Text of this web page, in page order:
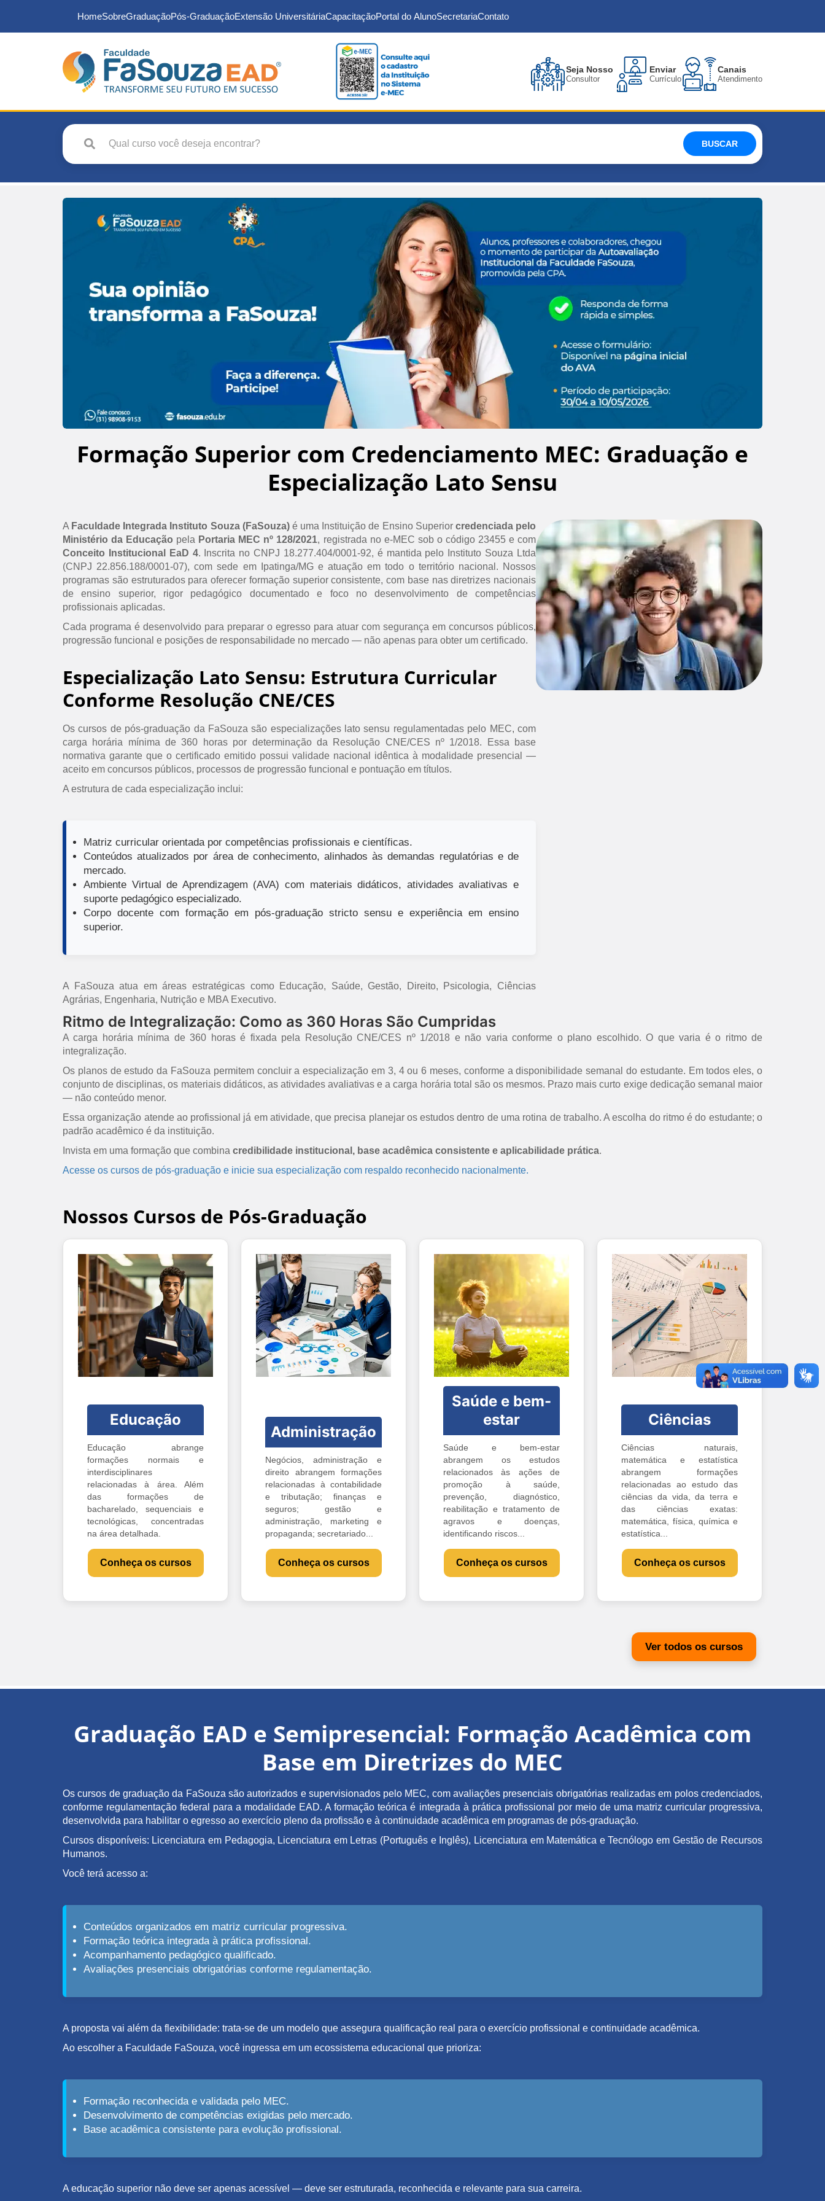
HomeSobreGraduaçãoPós-GraduaçãoExtensão UniversitáriaCapacitaçãoPortal do AlunoSecretariaContato
Seja Nosso
Consultor
Enviar
Currículo
Canais
Atendimento
BUSCAR
Formação Superior com Credenciamento MEC: Graduação e
Especialização Lato Sensu
A Faculdade Integrada Instituto Souza (FaSouza)é uma Instituição de Ensino Superior credenciada pelo
Ministério da Educação pela Portaria MEC nº 128/2021, registrada no e-MEC sob o código 23455 e com
Conceito Institucional EaD 4. Inscrita no CNPJ 18.277.404/0001-92, é mantida pelo Instituto Souza Ltda
(CNPJ 22.856.188/0001-07), com sede em Ipatinga/MG e atuação em todo o território nacional. Nossos
programas são estruturados para oferecer formação superior consistente, com base nas diretrizes nacionais
de ensino superior, rigor pedagógico documentado e foco no desenvolvimento de competências
profissionais aplicadas.
Cada programa é desenvolvido para preparar o egresso para atuar com segurança em concursos públicos,
progressão funcional e posições de responsabilidade no mercado — não apenas para obter um certificado.
Especialização Lato Sensu: Estrutura Curricular
Conforme Resolução CNE/CES
Os cursos de pós-graduação da FaSouza são especializações lato sensu regulamentadas pelo MEC, com
carga horária mínima de 360 horas por determinação da Resolução CNE/CES nº 1/2018. Essa base
normativa garante que o certificado emitido possui validade nacional idêntica à modalidade presencial —
aceito em concursos públicos, processos de progressão funcional e pontuação em títulos.
A estrutura de cada especialização inclui:
Matriz curricular orientada por competências profissionais e científicas.
Conteúdos atualizados por área de conhecimento, alinhados às demandas regulatórias e de
mercado.
Ambiente Virtual de Aprendizagem (AVA) com materiais didáticos, atividades avaliativas e
suporte pedagógico especializado.
Corpo docente com formação em pós-graduação stricto sensu e experiência em ensino
superior.
A FaSouza atua em áreas estratégicas como Educação, Saúde, Gestão, Direito, Psicologia, Ciências
Agrárias, Engenharia, Nutrição e MBA Executivo.
Ritmo de Integralização: Como as 360 Horas São Cumpridas
A carga horária mínima de 360 horas é fixada pela Resolução CNE/CES nº 1/2018 e não varia conforme o plano escolhido. O que varia é o ritmo de
integralização.
Os planos de estudo da FaSouza permitem concluir a especialização em 3, 4 ou 6 meses, conforme a disponibilidade semanal do estudante. Em todos eles, o
conjunto de disciplinas, os materiais didáticos, as atividades avaliativas e a carga horária total são os mesmos. Prazo mais curto exige dedicação semanal maior
— não conteúdo menor.
Essa organização atende ao profissional já em atividade, que precisa planejar os estudos dentro de uma rotina de trabalho. A escolha do ritmo é do estudante; o
padrão acadêmico é da instituição.
Invista em uma formação que combina credibilidade institucional, base acadêmica consistente e aplicabilidade prática.
Acesse os cursos de pós-graduação e inicie sua especialização com respaldo reconhecido nacionalmente.
Nossos Cursos de Pós-Graduação
Educação
Educação abrange
formações normais e
interdisciplinares
relacionadas à área. Além
das formações de
bacharelado, sequenciais e
tecnológicas, concentradas
na área detalhada.
Conheça os cursos
Administração
Negócios, administração e
direito abrangem formações
relacionadas à contabilidade
e tributação; finanças e
seguros; gestão e
administração, marketing e
propaganda; secretariado...
Conheça os cursos
Saúde e bem-
estar
Saúde e bem-estar
abrangem os estudos
relacionados às ações de
promoção à saúde,
prevenção, diagnóstico,
reabilitação e tratamento de
agravos e doenças,
identificando riscos...
Conheça os cursos
Ciências
Ciências naturais,
matemática e estatística
abrangem formações
relacionadas ao estudo das
ciências da vida, da terra e
das ciências exatas:
matemática, física, química e
estatística...
Conheça os cursos
Ver todos os cursos
Graduação EAD e Semipresencial: Formação Acadêmica com
Base em Diretrizes do MEC
Os cursos de graduação da FaSouza são autorizados e supervisionados pelo MEC, com avaliações presenciais obrigatórias realizadas em polos credenciados,
conforme regulamentação federal para a modalidade EAD. A formação teórica é integrada à prática profissional por meio de uma matriz curricular progressiva,
desenvolvida para habilitar o egresso ao exercício pleno da profissão e à continuidade acadêmica em programas de pós-graduação.
Cursos disponíveis: Licenciatura em Pedagogia, Licenciatura em Letras (Português e Inglês), Licenciatura em Matemática e Tecnólogo em Gestão de Recursos
Humanos.
Você terá acesso a:
Conteúdos organizados em matriz curricular progressiva.
Formação teórica integrada à prática profissional.
Acompanhamento pedagógico qualificado.
Avaliações presenciais obrigatórias conforme regulamentação.
A proposta vai além da flexibilidade: trata-se de um modelo que assegura qualificação real para o exercício profissional e continuidade acadêmica.
Ao escolher a Faculdade FaSouza, você ingressa em um ecossistema educacional que prioriza:
Formação reconhecida e validada pelo MEC.
Desenvolvimento de competências exigidas pelo mercado.
Base acadêmica consistente para evolução profissional.
A educação superior não deve ser apenas acessível — deve ser estruturada, reconhecida e relevante para sua carreira.